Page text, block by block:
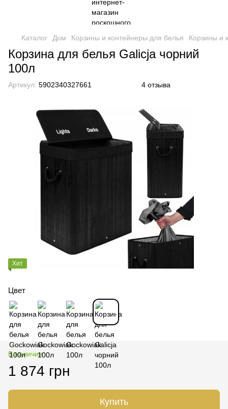
Каталог Дом Корзины и контейнеры для белья Корзины и
Корзина для белья Galicja чорний
100л
Артикул: 5902340327661 4 отзыва
Хит
Цвет
В наличии
1 874 грн
Купить